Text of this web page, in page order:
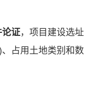
论证，项目建设选址
占用土地类别和数